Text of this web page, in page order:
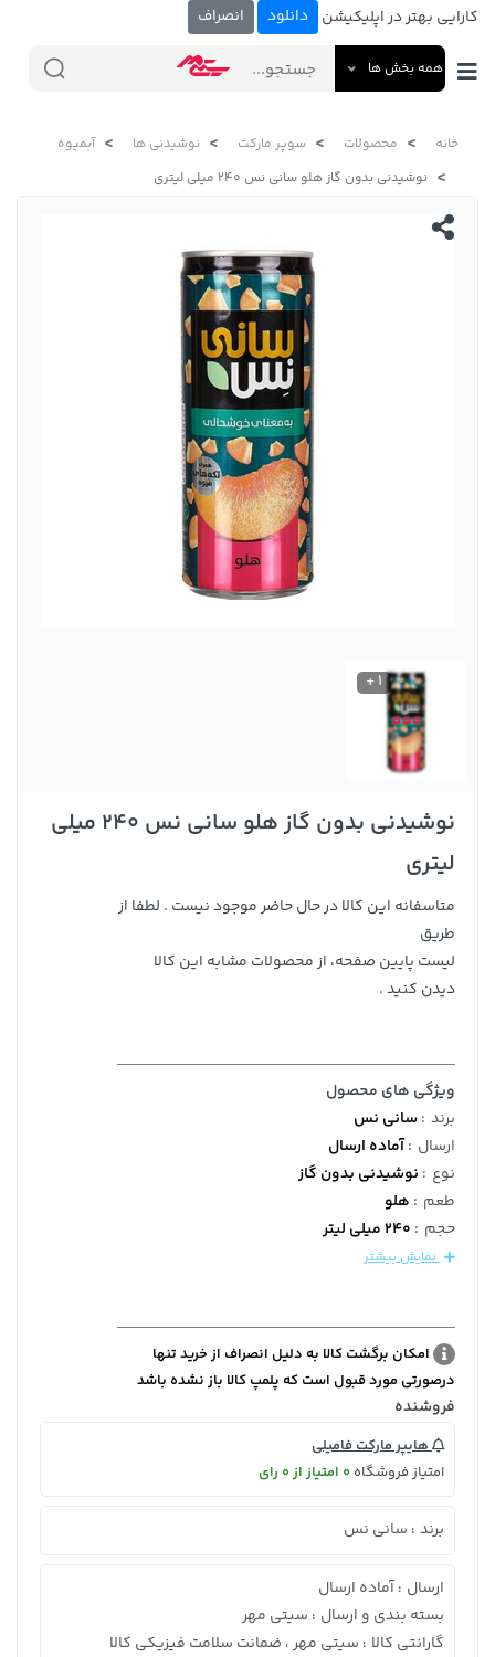
کارایی بهتر در اپلیکیشن دانلود انصراف
همه بخش ها
خانه محصولات سوپر مارکت نوشیدنی ها
آبمیوه
نوشیدنی بدون گاز هلو سانی نس 240 میلی لیتری
1 +
نوشیدنی بدون گاز هلو سانی نس 240 میلی
لیتری
متاسفانه این کالا در حال حاضر موجود نیست . لطفا از
طریق
لیست پایین صفحه، از محصولات مشابه این کالا
دیدن کنید .
ویژگی های محصول
برند :سانی نس
ارسال :آماده ارسال
نوع : نوشیدنی بدون گاز
طعم : هلو
حجم : 240 میلی لیتر
نمایش بیشتر
امکان برگشت کالا به دلیل انصراف از خرید تنها
درصورتی مورد قبول است که پلمپ کالا باز نشده باشد
فروشنده
هایپر مارکت فامیلی
امتیاز فروشگاه 0 امتیاز از 0 رای
برند : سانی نس
ارسال : آماده ارسال
بسته بندی و ارسال : سیتی مهر
گارانتی کالا : سیتی مهر ، ضمانت سلامت فیزیکی کالا